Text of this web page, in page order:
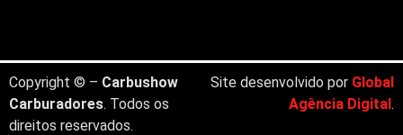
Copyright © – Carbushow
Carburadores. Todos os
direitos reservados.
Site desenvolvido por Global
Agência Digital.